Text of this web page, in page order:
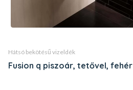
hátsó bekötésű vizeldék
fusion q piszoár, tetővel, fehér